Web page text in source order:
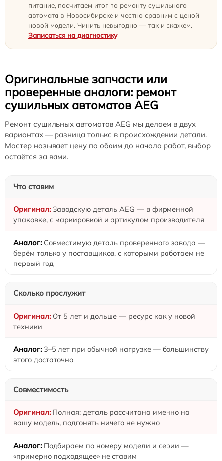
питание, посчитаем итог по ремонту сушильного
автомата в Новосибирске и честно сравним с ценой
новой модели. Чинить невыгодно — так и скажем.
Записаться на диагностику
Оригинальные запчасти или
проверенные аналоги: ремонт
сушильных автоматов AEG
Ремонт сушильных автоматов AEG мы делаем в двух
вариантах — разница только в происхождении детали.
Мастер называет цену по обоим до начала работ, выбор
остаётся за вами.
Что ставим
Заводскую деталь AEG — в фирменной
упаковке, с маркировкой и артикулом производителя
Совместимую деталь проверенного завода —
берём только у поставщиков, с которыми работаем не
первый год
Сколько прослужит
От 5 лет и дольше — ресурс как у новой
техники
3–5 лет при обычной нагрузке — большинству
этого достаточно
Совместимость
Полная: деталь рассчитана именно на
вашу модель, подгонять ничего не нужно
Подбираем по номеру модели и серии —
«примерно подходящее» не ставим